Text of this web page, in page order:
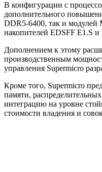
В конфигурации с
дополнительного
DDR5-6400, так и модулей
накопителей EDSFF E1.S
Дополнением к этому
производственным
управления Supermicro
Кроме того, Supermicro
памяти,
интеграцию на уровне
стоимости владения и